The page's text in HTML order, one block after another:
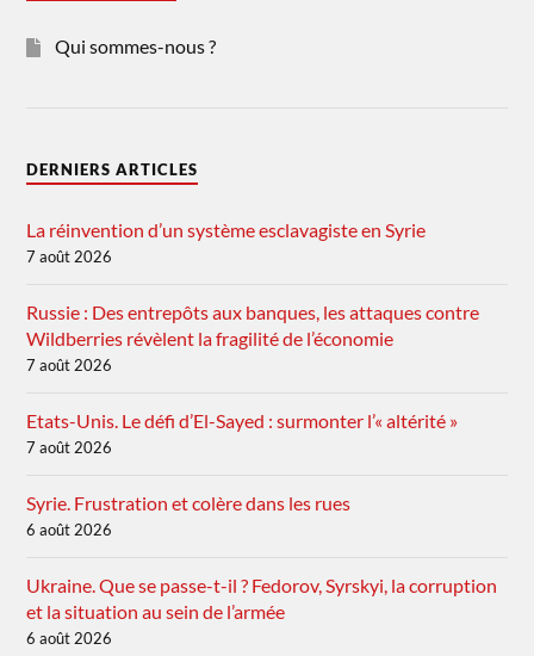
Qui sommes-nous ?
DERNIERS ARTICLES
La réinvention d’un système esclavagiste en Syrie
7 août 2026
Russie : Des entrepôts aux banques, les attaques contre
Wildberries révèlent la fragilité de l’économie
7 août 2026
Etats-Unis. Le défi d’El-Sayed : surmonter l’« altérité »
7 août 2026
Syrie. Frustration et colère dans les rues
6 août 2026
Ukraine. Que se passe-t-il ? Fedorov, Syrskyi, la corruption
et la situation au sein de l’armée
6 août 2026